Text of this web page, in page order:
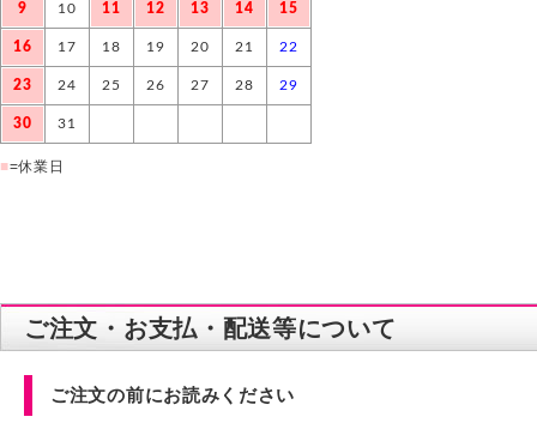
9 10 11 12 13 14 15
16 17 18 19 20 21 22
23 24 25 26 27 28 29
30 31
■=休業日
ご注文・お支払・配送等について
ご注文の前にお読みください